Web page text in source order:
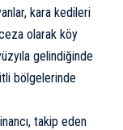
kara kedileri
olarak köy
gelindiğinde
bölgelerinde
takip eden